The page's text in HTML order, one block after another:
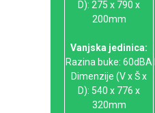
D): 275 x 790 x
200mm
Vanjska jedinica:
Razina buke: 60dBA
Dimenzije (V x Š x
D): 540 x 776 x
320mm